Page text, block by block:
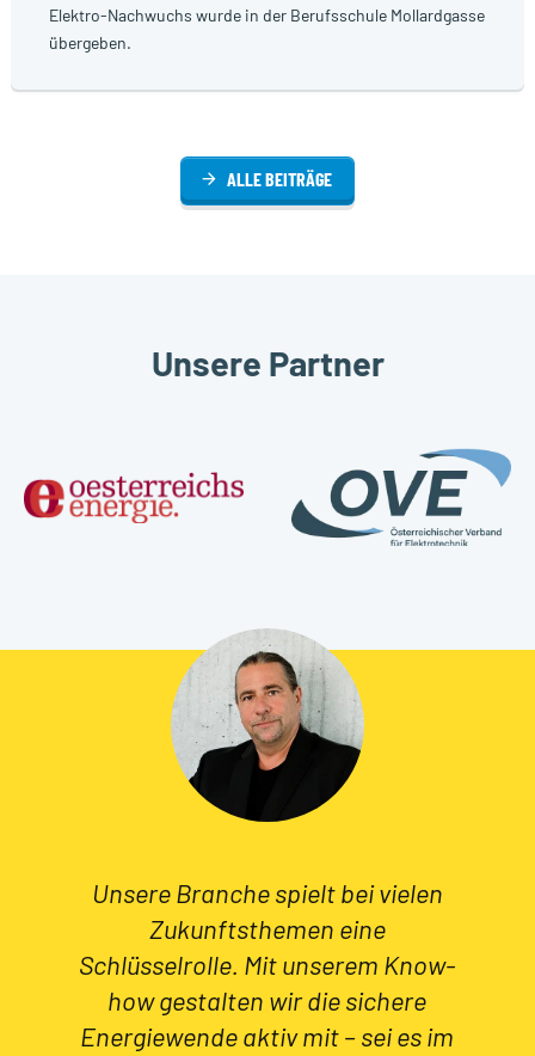
Elektro-Nachwuchs wurde in der Berufsschule Mollardgasse
übergeben.
ALLE BEITRÄGE
Unsere Partner
Testimonial
Unsere Branche spielt bei vielen
Zukunftsthemen eine
Schlüsselrolle. Mit unserem Know-
how gestalten wir die sichere
Energiewende aktiv mit – sei es im